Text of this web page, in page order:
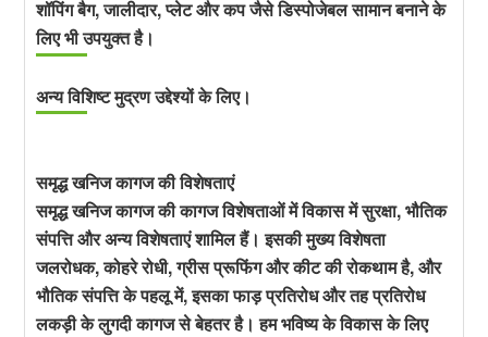
शॉपिंग बैग, जालीदार, प्लेट और कप जैसे डिस्पोजेबल सामान बनाने के
लिए भी उपयुक्त है।
अन्य विशिष्ट मुद्रण उद्देश्यों के लिए।
समृद्ध खनिज कागज की विशेषताएं
समृद्ध खनिज कागज की कागज विशेषताओं में विकास में सुरक्षा, भौतिक
संपत्ति और अन्य विशेषताएं शामिल हैं। इसकी मुख्य विशेषता
जलरोधक, कोहरे रोधी, ग्रीस प्रूफिंग और कीट की रोकथाम है, और
भौतिक संपत्ति के पहलू में, इसका फाड़ प्रतिरोध और तह प्रतिरोध
लकड़ी के लुगदी कागज से बेहतर है। हम भविष्य के विकास के लिए